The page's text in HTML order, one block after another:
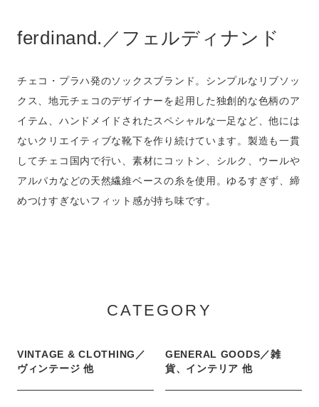
ferdinand.／フェルディナンド
チェコ・プラハ発のソックスブランド。シンプルなリブソッ
クス、地元チェコのデザイナーを起用した独創的な色柄のア
イテム、ハンドメイドされたスペシャルな一足など、他には
ないクリエイティブな靴下を作り続けています。製造も一貫
してチェコ国内で行い、素材にコットン、シルク、ウールや
アルパカなどの天然繊維ベースの糸を使用。ゆるすぎず、締
めつけすぎないフィット感が持ち味です。
CATEGORY
VINTAGE & CLOTHING／
ヴィンテージ 他
GENERAL GOODS／雑
貨、インテリア 他